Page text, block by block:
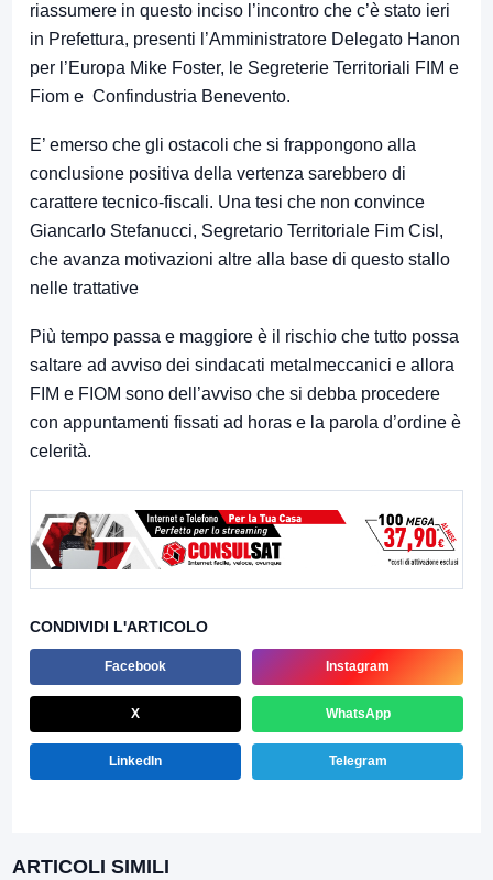
riassumere in questo inciso l’incontro che c’è stato ieri
in Prefettura, presenti l’Amministratore Delegato Hanon
per l’Europa Mike Foster, le Segreterie Territoriali FIM e
Fiom e Confindustria Benevento.
E’ emerso che gli ostacoli che si frappongono alla
conclusione positiva della vertenza sarebbero di
carattere tecnico-fiscali. Una tesi che non convince
Giancarlo Stefanucci, Segretario Territoriale Fim Cisl,
che avanza motivazioni altre alla base di questo stallo
nelle trattative
Più tempo passa e maggiore è il rischio che tutto possa
saltare ad avviso dei sindacati metalmeccanici e allora
FIM e FIOM sono dell’avviso che si debba procedere
con appuntamenti fissati ad horas e la parola d’ordine è
celerità.
CONDIVIDI L'ARTICOLO
Facebook Instagram
X WhatsApp
LinkedIn Telegram
ARTICOLI SIMILI